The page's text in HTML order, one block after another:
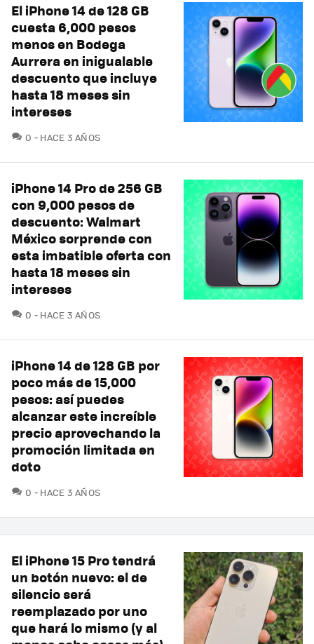
El iPhone 14 de 128 GB
cuesta 6,000 pesos
menos en Bodega
Aurrera en inigualable
descuento que incluye
hasta 18 meses sin
intereses
0 COMENTARIOS
HACE 3 AÑOS
iPhone 14 Pro de 256 GB
con 9,000 pesos de
descuento: Walmart
México sorprende con
esta imbatible oferta con
hasta 18 meses sin
intereses
0 COMENTARIOS
HACE 3 AÑOS
iPhone 14 de 128 GB por
poco más de 15,000
pesos: así puedes
alcanzar este increíble
precio aprovechando la
promoción limitada en
doto
0 COMENTARIOS
HACE 3 AÑOS
El iPhone 15 Pro tendrá
un botón nuevo: el de
silencio será
reemplazado por uno
que hará lo mismo (y al